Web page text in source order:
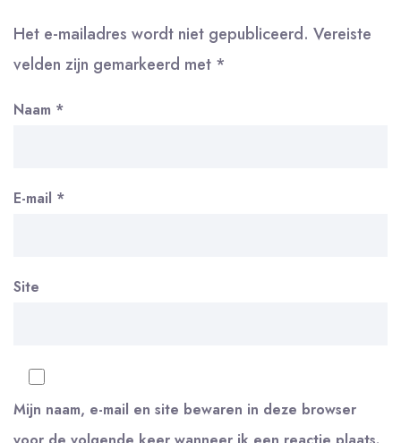
Het e-mailadres wordt niet gepubliceerd. Vereiste
velden zijn gemarkeerd met *
Naam *
E-mail *
Site
Mijn naam, e-mail en site bewaren in deze browser